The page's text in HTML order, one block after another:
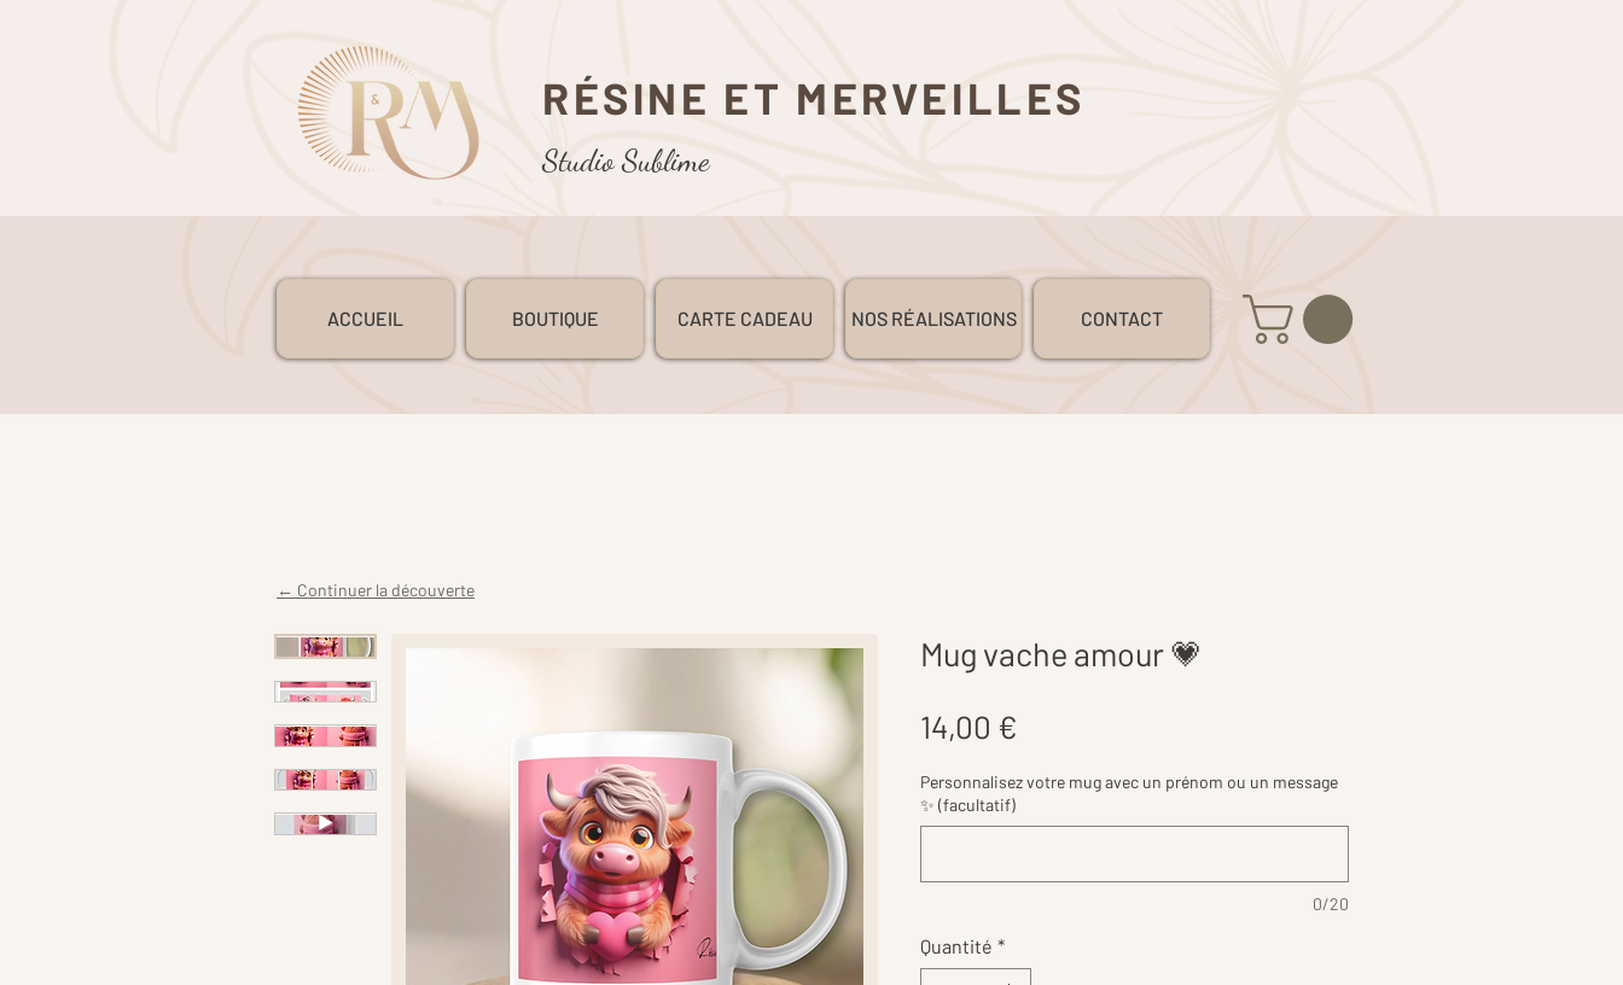
RÉSINE ET MERVEILLES
Studio Sublime
ACCUEIL BOUTIQUE CARTE CADEAU NOS RÉALISATIONS CONTACT
Mug vache amour 💗
14,00 €
Personnalisez votre mug avec un prénom ou un message
✨ (facultatif)
0/20
Quantité *
← Continuer la découverte